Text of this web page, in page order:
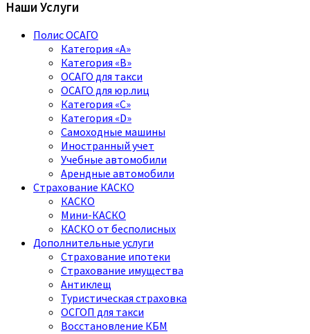
Наши Услуги
Полис ОСАГО
Категория «A»
Категория «B»
ОСАГО для такси
ОСАГО для юр.лиц
Категория «C»
Категория «D»
Самоходные машины
Иностранный учет
Учебные автомобили
Арендные автомобили
Страхование КАСКО
КАСКО
Мини-КАСКО
КАСКО от бесполисных
Дополнительные услуги
Страхование ипотеки
Страхование имущества
Антиклещ
Туристическая страховка
ОСГОП для такси
Восстановление КБМ